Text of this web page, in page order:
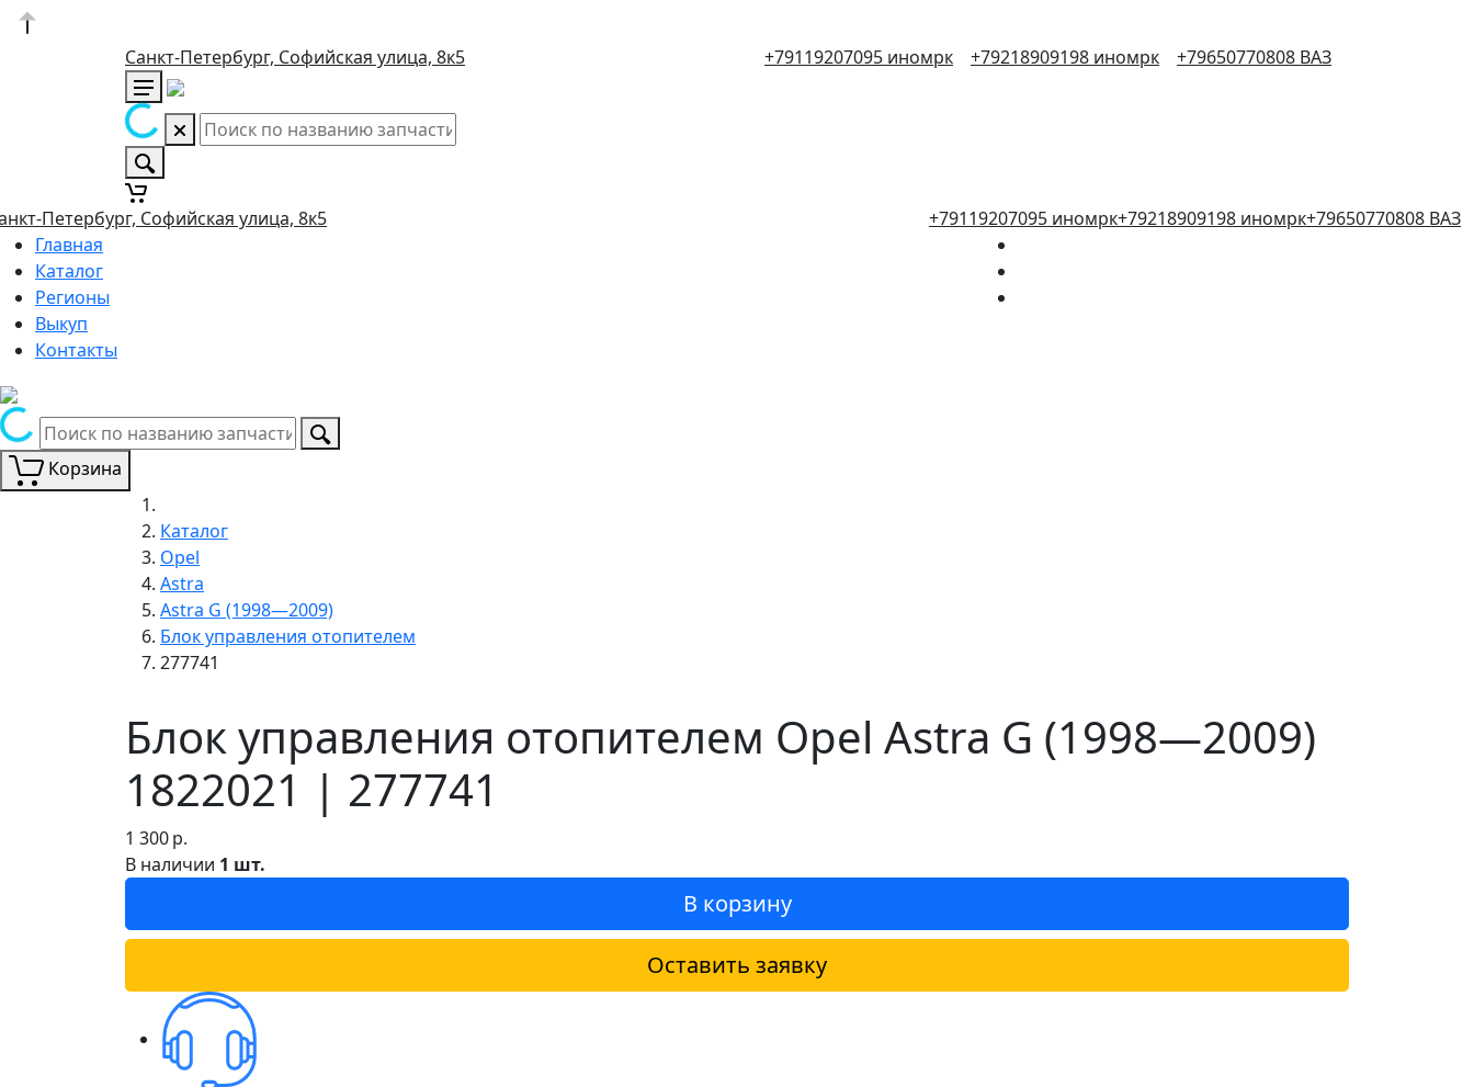
Санкт-Петербург, Софийская улица, 8к5 +79119207095 иномрк +79218909198 иномрк +79650770808 ВАЗ
Петербург, Софийская улица, 8к5 +79119207095 иномрк+79218909198 иномрк+79650770808 ВАЗ
Главная
Каталог
Регионы
Выкуп
Контакты
Корзина
Каталог
Opel
Astra
Astra G (1998—2009)
Блок управления отопителем
277741
Блок управления отопителем Opel Astra G (1998—2009)
1822021 | 277741
1 300р.
В наличии 1 шт.
В корзину
Оставить заявку